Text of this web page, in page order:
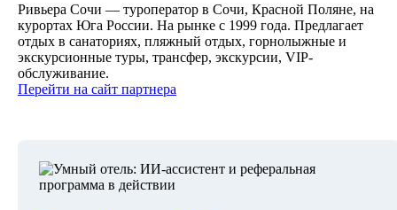
Ривьера Сочи — туроператор в Сочи, Красной Поляне, на
курортах Юга России. На рынке с 1999 года. Предлагает
отдых в санаториях, пляжный отдых, горнолыжные и
экскурсионные туры, трансфер, экскурсии, VIP-
обслуживание.
Перейти на сайт партнера